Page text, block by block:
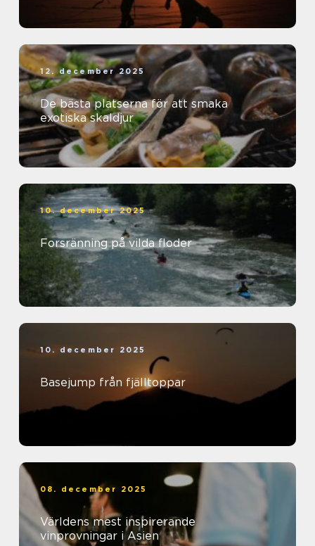
12. december 2025
De bästa platserna för att smaka
exotiska skaldjur
10. december 2025
Forsränning på vilda floder
10. december 2025
Basejump från fjälltoppar
08. december 2025
Världens mest inspirerande
vinprovningar i Asien